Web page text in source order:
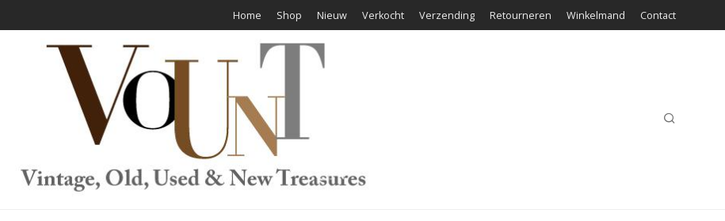
Home Shop Nieuw Verkocht Verzending Retourneren Winkelmand Contact